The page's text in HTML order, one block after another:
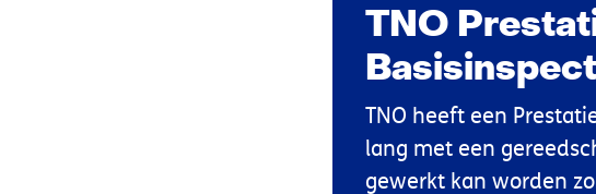
TNO
TNO heeft een
lang met een
gewerkt kan worden